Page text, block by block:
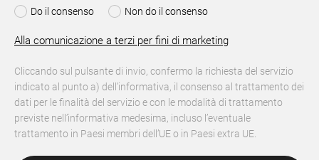
Do il consenso Non do il consenso
Alla comunicazione a terzi per fini di marketing
Cliccando sul pulsante di invio, confermo la richiesta del servizio
indicato al punto a) dell’informativa, il consenso al trattamento dei
dati per le finalità del servizio e con le modalità di trattamento
previste nell’informativa medesima, incluso l’eventuale
trattamento in Paesi membri dell’UE o in Paesi extra UE.